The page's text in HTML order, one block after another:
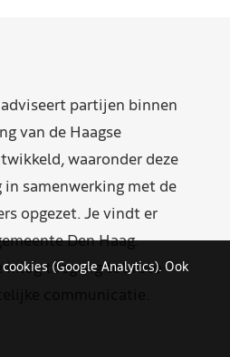
partijen binnen
van de Haagse
waaronder deze
in samenwerking met de
opgezet. Je vindt er
Den Haag.
inlog toegang tot foto-
communicatie.
(Google Analytics). Ook